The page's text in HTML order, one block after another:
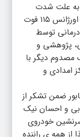
حادثه خانمی ۶۰ ساله به علت شدت
جراحات وارده قبل از رسیدن کارشناسان اورژانس ۱۱۵ فوت
توسط
آموزشی، پژوهشی و
مصدوم دیگر با
امدادی و
ضمن تشکر از
امیر گرمابی و احسان نیک
خودروی
از همه ی راننده